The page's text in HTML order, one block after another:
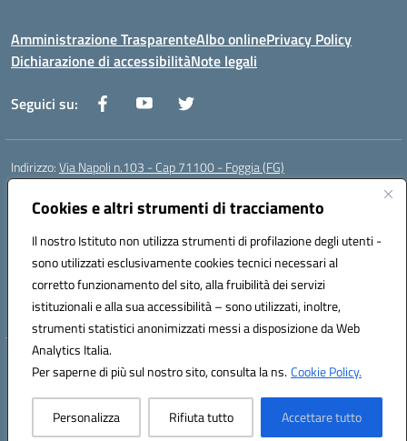
Cookies e altri strumenti di tracciamento
Il nostro Istituto non utilizza strumenti di profilazione degli utenti -
sono utilizzati esclusivamente cookies tecnici necessari al
corretto funzionamento del sito, alla fruibilità dei servizi
istituzionali e alla sua accessibilità – sono utilizzati, inoltre,
strumenti statistici anonimizzati messi a disposizione da Web
Analytics Italia.
Per saperne di più sul nostro sito, consulta la ns.Cookie Policy.
Personalizza Rifiuta tutto Accettare tutto
Amministrazione TrasparenteAlbo onlinePrivacy Policy
Dichiarazione di accessibilitàNote legali
Seguici su:
Indirizzo:Via Napoli n.103 - Cap 71100 - Foggia (FG)
Centralino:
Posta elettronica certificata (PEC):fgis00800v@pec.istruzione.it
Codice fiscale: 80003280718
Codice meccanografico:FGIS00800V
Codice Indice delle Pubbliche Amministrazioni (IPA): istsc_fgis00800v
Codice unico di fatturazione (CUF): SOLVP8
Hosting & Powered by 3D Solution S.r.l.
Concept & Design by Designers Italia